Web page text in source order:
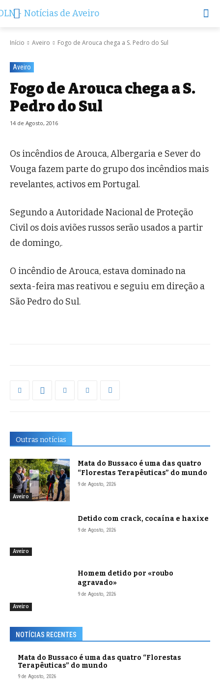
Início Aveiro Fogo de Arouca chega a S. Pedro do Sul
Aveiro
Fogo de Arouca chega a S.
Pedro do Sul
14 de Agosto, 2016
Os incêndios de Arouca, Albergaria e Sever do
Vouga fazem parte do grupo dos incêndios mais
revelantes, activos em Portugal.
Segundo a Autoridade Nacional de Proteção
Civil os dois aviões russos serão usados a partir
de domingo,.
O incêndio de Arouca, estava dominado na
sexta-feira mas reativou e seguiu em direção a
São Pedro do Sul.
Outras notícias
Aveiro
Mata do Bussaco é uma das quatro
“Florestas Terapêuticas” do mundo
9 de Agosto, 2026
Aveiro
Detido com crack, cocaína e haxixe
9 de Agosto, 2026
Aveiro
Homem detido por «roubo
agravado»
9 de Agosto, 2026
NOTÍCIAS RECENTES
Mata do Bussaco é uma das quatro “Florestas
Terapêuticas” do mundo
9 de Agosto, 2026